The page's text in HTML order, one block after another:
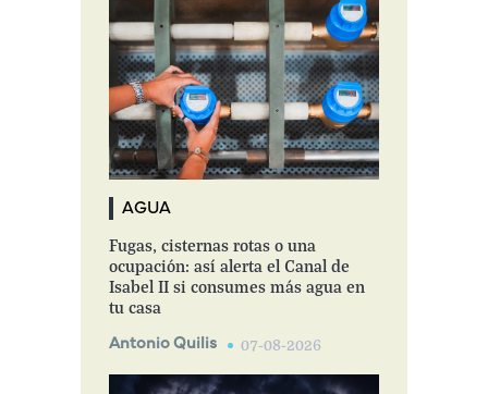
AGUA
Fugas, cisternas rotas o una
ocupación: así alerta el Canal de
Isabel II si consumes más agua en
tu casa
Antonio Quilis 07-08-2026